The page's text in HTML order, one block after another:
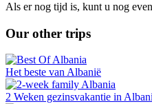
Als er nog tijd is, kunt u nog
Our other trips
Het beste van Albanië
2 Weken gezinsvakantie in